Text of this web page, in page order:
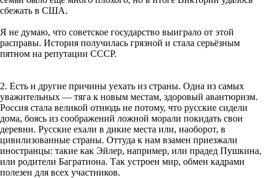
сбежать в США.
Я не думаю, что советское государство выиграло от этой
расправы. История получилась грязной и стала серьёзным
пятном на репутации СССР.
2. Есть и другие причины уехать из страны. Одна из самых
уважительных — тяга к новым местам, здоровый авантюризм.
Россия стала великой отнюдь не потому, что русские сидели
дома, боясь из соображений ложной морали покидать свои
деревни. Русские ехали в дикие места или, наоборот, в
цивилизованные страны. Оттуда к нам взамен приезжали
иностранцы: такие как Эйлер, например, или прадед Пушкина,
или родители Багратиона. Так устроен мир, обмен кадрами
полезен для всех участников.